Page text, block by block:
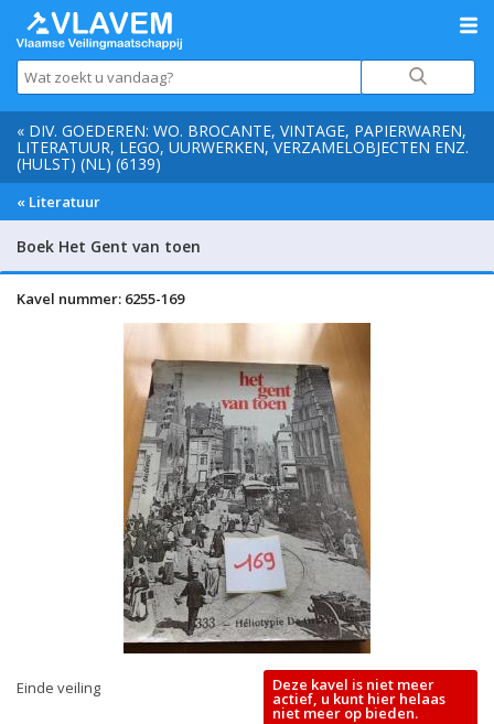
« DIV. GOEDEREN: WO. BROCANTE, VINTAGE, PAPIERWAREN,
LITERATUUR, LEGO, UURWERKEN, VERZAMELOBJECTEN ENZ.
(HULST) (NL) (6139)
« Literatuur
Boek Het Gent van toen
Kavel nummer: 6255-169
Einde veiling Deze kavel is niet meer
actief, u kunt hier helaas
niet meer op bieden.